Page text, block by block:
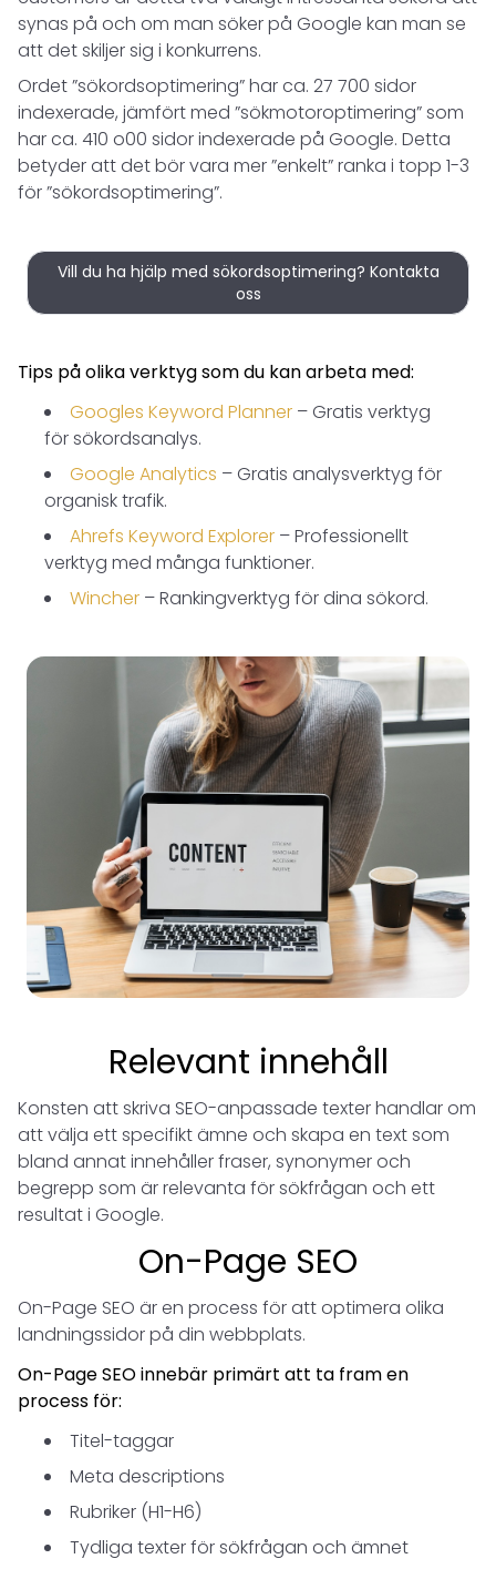
synas på och om man söker på Google kan man se
att det skiljer sig i konkurrens.
Ordet ”sökordsoptimering” har ca. 27 700 sidor
indexerade, jämfört med ”sökmotoroptimering” som
har ca. 410 o00 sidor indexerade på Google. Detta
betyder att det bör vara mer ”enkelt” ranka i topp 1-3
för ”sökordsoptimering”.
Vill du ha hjälp med sökordsoptimering? Kontakta
oss
Tips på olika verktyg som du kan arbeta med:
Googles Keyword Planner – Gratis verktyg
för sökordsanalys.
Google Analytics – Gratis analysverktyg för
organisk trafik.
Ahrefs Keyword Explorer – Professionellt
verktyg med många funktioner.
Wincher – Rankingverktyg för dina sökord.
Relevant innehåll
Konsten att skriva SEO-anpassade texter handlar om
att välja ett specifikt ämne och skapa en text som
bland annat innehåller fraser, synonymer och
begrepp som är relevanta för sökfrågan och ett
resultat i Google.
On-Page SEO
On-Page SEO är en process för att optimera olika
landningssidor på din webbplats.
On-Page SEO innebär primärt att ta fram en
process för:
Titel-taggar
Meta descriptions
Rubriker (H1-H6)
Tydliga texter för sökfrågan och ämnet